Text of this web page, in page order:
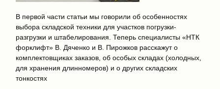
В первой части статьи мы говорили об особенностях
выбора складской техники для участков погрузки-
разгрузки и штабелирования. Теперь специалисты «НТК
форклифт» В. Дяченко и В. Пирожков расскажут о
комплектовщиках заказов, об особых складах (холодных,
для хранения длинномеров) и о других складских
тонкостях